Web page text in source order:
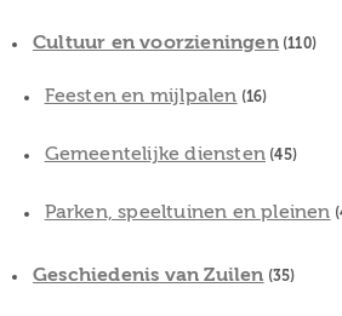
Cultuur en voorzieningen(110)
Feesten en mijlpalen (16)
Gemeentelijke diensten (45)
Parken, speeltuinen en pleinen
Geschiedenis van Zuilen (35)